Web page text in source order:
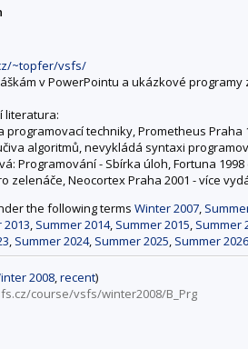
~topfer/vsfs/
v PowerPointu a ukázkové
literatura:
programovací techniky, Prometheus
algoritmů, nevykládá syntaxi
Programování - Sbírka úloh, Fortuna
zelenáče, Neocortex Praha 2001 - více
the following terms Winter 2007,
2013, Summer 2014, Summer 2015, Summer
, Summer 2024, Summer 2025, Summer 2026
2008,recent)
course/vsfs/winter2008/B_Prg